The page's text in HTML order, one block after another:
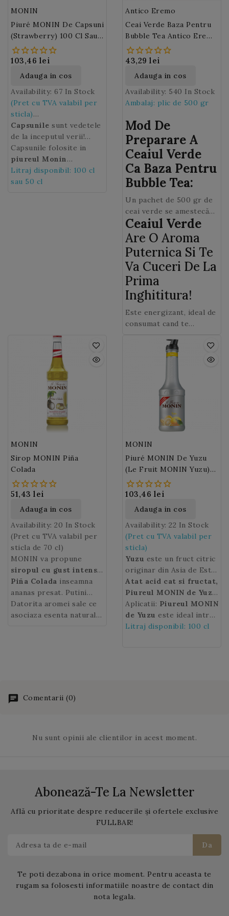
Florile de violete
mai folosesc si pentru
decorarea mancarurilor
din meniurile Chefilor
francezi.
MONIN
Piuré MONIN De Capsuni
(Strawberry) 100 Cl Sau
50 Cl
103,46 lei
Adauga in cos
Availability: 67 In Stock
(Pret cu TVA valabil per
sticla)
Capsunile sunt vedetele
de la inceputul verii!
Capsunilereprezinta
pentru multi dintre noi
gustul si parfumul
copilariei, cu toate
Capsunile folosite in
piureul Monin
Strawberryprovin din
zona Mediteranei. Cu
Litraj disponibil: 100 cl
sau 50 cl
Antico Eremo
Ceai Verde Baza Pentru
Bubble Tea Antico Eremo
500 Gr
43,29 lei
Adauga in cos
Availability: 540 In Stock
Ambalaj: plic de 500 gr
Mod De
Preparare A
Ceaiul Verde
Ca Baza Pentru
Bubble Tea:
Un pachet de 500 gr de
ceai verde se amestecă
cu 10 litri de apa. Se
pastrează la rece.
Ceaiul Verde
Are O Aroma
Puternica Si Te
Va Cuceri De La
Prima
Inghititura!
Este energizant, ideal de
consumat cand te
cand ai nevoie de un
surplus de energie in
savuros intr-un Bubble
MONIN
Sirop MONIN Piña
Colada
51,43 lei
Adauga in cos
Availability: 20 In Stock
(Pret cu TVA valabil per
sticla de 70 cl)
MONIN va propune
siropul cu gust intens
de Pina Colada, cu o
nota latina unica.
Piña Colada inseamna
ananas presat. Putini
sunt cei care nu au auzit
de Pina Colada, bautura
Originile
Pina Colada
sunt insa neclare. Caribe
fost inventata la ei in
Colada.
Datorita aromei sale ce
asociaza esenta naturala
Puerto Rico.
MONIN
Piuré MONIN De Yuzu
(Le Fruit MONIN Yuzu)
100 Cl
103,46 lei
Adauga in cos
Availability: 22 In Stock
(Pret cu TVA valabil per
sticla)
Yuzu este un fruct citric
originar din Asia de Est,
utilizat pe scara larga in
bucataria japoneza. Coaja
sa este groasa, galbena,
iar dimensiunea sa
variaza intre cea a unei
Atat acid cat si fructat,
Piureul MONIN de Yuzu
adauga o savoare
racoritoare tuturor
cocktailurilor si
Aplicatii: Piureul MONIN
de Yuzu este ideal intr-
un cocktail Margarita
Litraj disponibil: 100 cl
Comentarii (0)
Nu sunt opinii ale clientilor in acest moment.
Abonează-Te La Newsletter
Află cu prioritate despre reducerile și ofertele exclusive
FULLBAR!
Te poti dezabona in orice moment. Pentru aceasta te
rugam sa folosesti informatiile noastre de contact din
nota legala.